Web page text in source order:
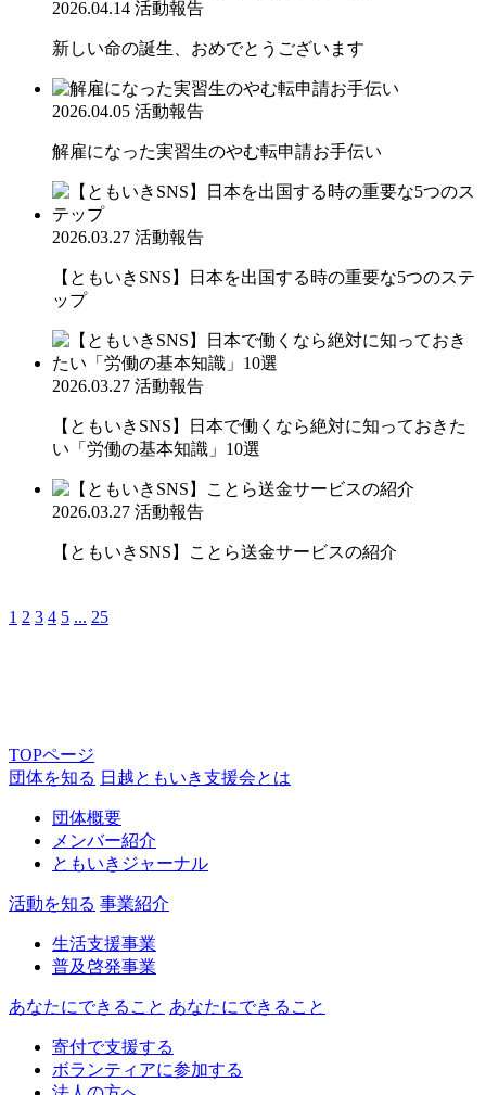
2026.04.14 活動報告
新しい命の誕生、おめでとうございます
2026.04.05 活動報告
解雇になった実習生のやむ転申請お手伝い
2026.03.27 活動報告
【ともいきSNS】日本を出国する時の重要な5つのステ
ップ
2026.03.27 活動報告
【ともいきSNS】日本で働くなら絶対に知っておきた
い「労働の基本知識」10選
2026.03.27 活動報告
【ともいきSNS】ことら送金サービスの紹介
1 2 3 4 5 ... 25
TOPページ
団体を知る 日越ともいき支援会とは
団体概要
メンバー紹介
ともいきジャーナル
活動を知る 事業紹介
生活支援事業
普及啓発事業
あなたにできること あなたにできること
寄付で支援する
ボランティアに参加する